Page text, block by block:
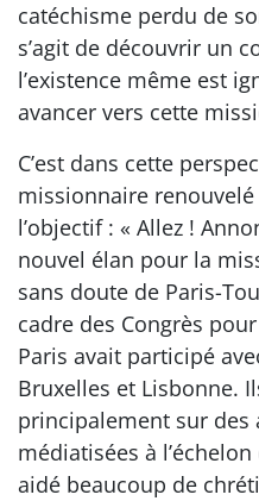
catéchisme perdu de
s’agit de découvrir un
l’existence même est
avancer vers cette
C’est dans cette
missionnaire
l’objectif : « Allez !
nouvel élan pour la
sans doute de Paris-
cadre des Congrès
Paris avait participé
Bruxelles et Lisbonne.
principalement sur des
médiatisées à
aidé beaucoup de